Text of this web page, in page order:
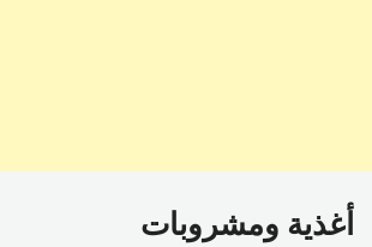
أغذية ومشروبات